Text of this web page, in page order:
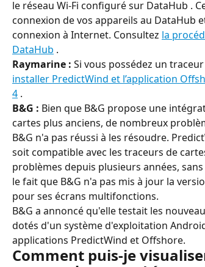
le réseau Wi-Fi configuré sur DataHub .
connexion de vos appareils au DataHub
connexion à Internet. Consultez la
DataHub .
Raymarine : Si vous possédez un
installer PredictWind et l’application
4 .
B&G : Bien que B&G propose une
cartes plus anciens, de nombreux
B&G n'a pas réussi à les résoudre.
soit compatible avec les traceurs de
problèmes depuis plusieurs années,
le fait que B&G n'a pas mis à jour la
pour ses écrans multifonctions.
B&G a annoncé qu'elle testait les
dotés d'un système d'exploitation
applications PredictWind et Offshore.
Comment puis-je